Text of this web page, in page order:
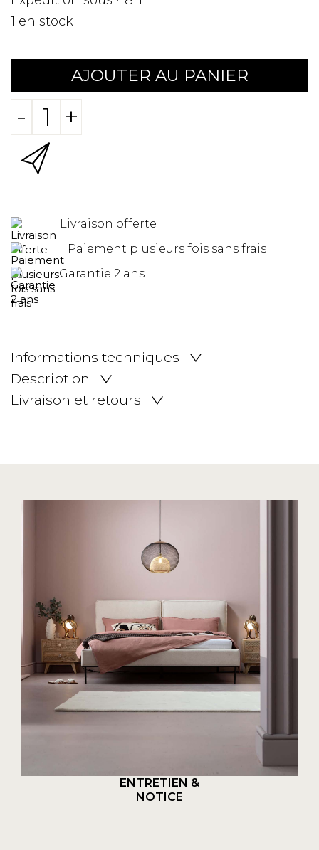
1 en stock
AJOUTER AU PANIER
- +
Livraison offerte
Paiement plusieurs fois sans frais
Garantie 2 ans
Informations techniques
Description
Livraison et retours
ENTRETIEN &
NOTICE